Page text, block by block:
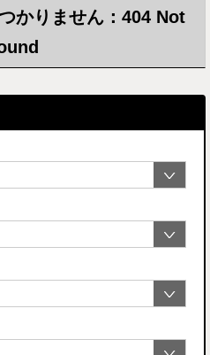
かりません：404 Not